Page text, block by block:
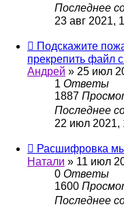
Последнее
23 авг 2021,
Подскажите
прекрепить файл
Андрей » 25 июл
1 Ответы
1887
Последнее
22 июл 2021,
Расшифровка
Натали » 11 июл
0 Ответы
1600
Последнее